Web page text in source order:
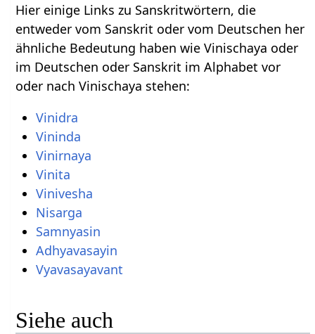
Hier einige Links zu Sanskritwörtern, die
entweder vom Sanskrit oder vom Deutschen her
ähnliche Bedeutung haben wie Vinischaya oder
im Deutschen oder Sanskrit im Alphabet vor
oder nach Vinischaya stehen:
Vinidra
Vininda
Vinirnaya
Vinita
Vinivesha
Nisarga
Samnyasin
Adhyavasayin
Vyavasayavant
Siehe auch